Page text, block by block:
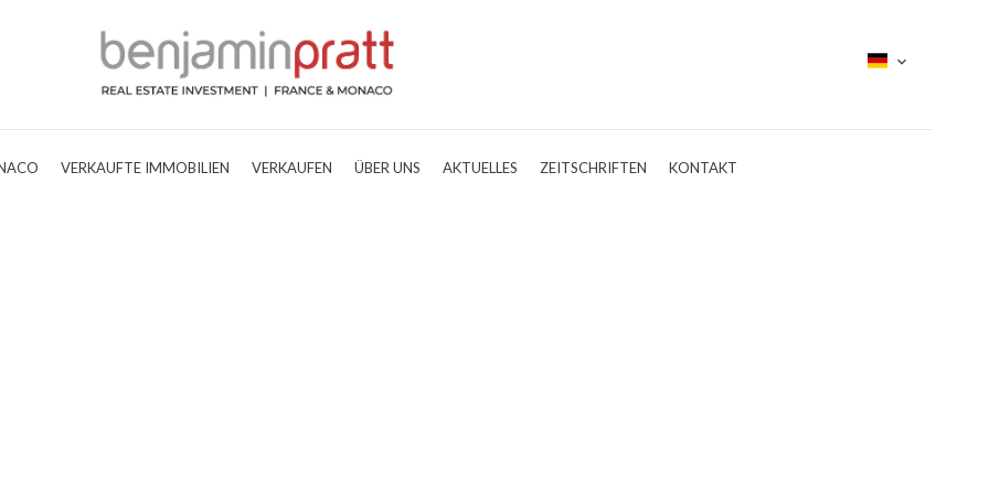
VERKAUFTE IMMOBILIEN VERKAUFEN ÜBER UNS AKTUELLES ZEITSCHRIFTEN KONTAKT